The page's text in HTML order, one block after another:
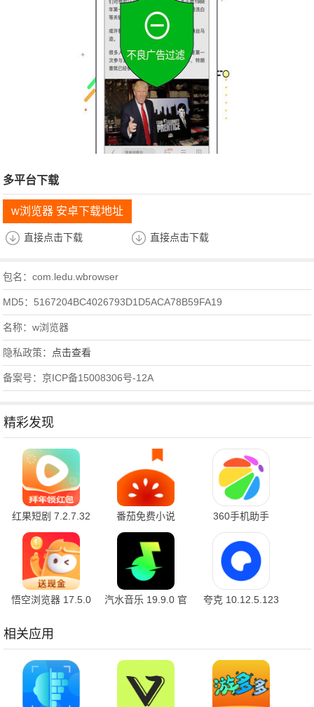
多平台下载
w浏览器 安卓下载地址
直接点击下载 直接点击下载
包名：com.ledu.wbrowser
MD5：5167204BC4026793D1D5ACA78B59FA19
名称：w浏览器
隐私政策： 点击查看
备案号：京ICP备15008306号-12A
精彩发现
红果短剧 7.2.7.32
官方版
番茄免费小说
7.2.7.32 安卓版
360手机助手
10.2.2 官方版
悟空浏览器 17.5.0
汽水音乐 19.9.0 官
夸克 10.12.5.123
相关应用